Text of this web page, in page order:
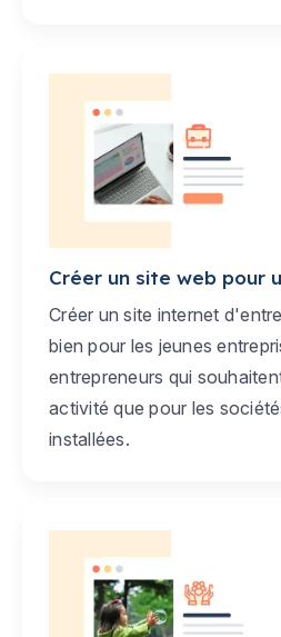
Créer un site web pour
Créer un site internet
bien pour les jeunes
entrepreneurs qui
activité que pour les
installées.